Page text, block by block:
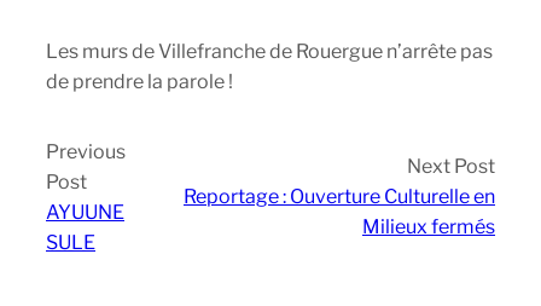
Les murs de Villefranche de Rouergue n’arrête pas
de prendre la parole !
Previous
Post
AYUUNE
SULE
Next Post
Reportage : Ouverture Culturelle en
Milieux fermés